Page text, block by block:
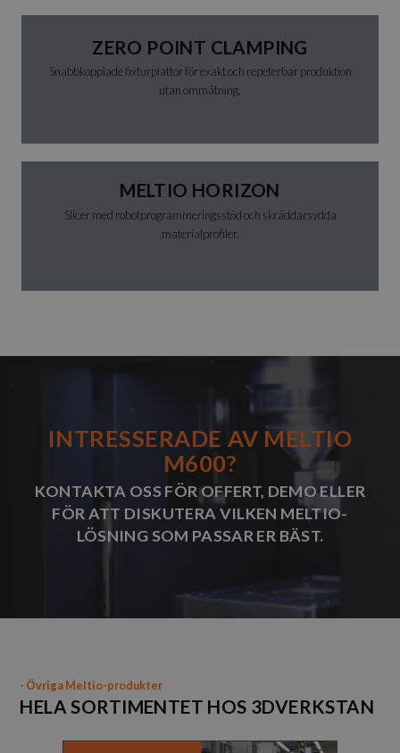
ZERO POINT CLAMPING
Snabbkopplade fixturplattor för exakt och repeterbar produktion
utan ommätning.
MELTIO HORIZON
Slicer med robotprogrammeringsstöd och skräddarsydda
materialprofiler.
INTRESSERADE AV MELTIO
M600?
KONTAKTA OSS FÖR OFFERT, DEMO ELLER
FÖR ATT DISKUTERA VILKEN MELTIO-
LÖSNING SOM PASSAR ER BÄST.
- Övriga Meltio-produkter
HELA SORTIMENTET HOS 3DVERKSTAN